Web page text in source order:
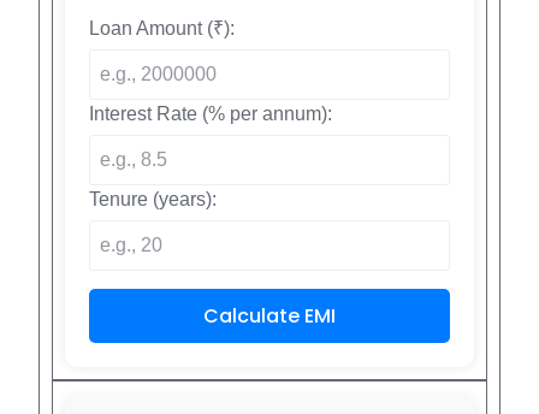
Loan Amount (₹):
Interest Rate (% per annum):
Tenure (years):
Calculate EMI